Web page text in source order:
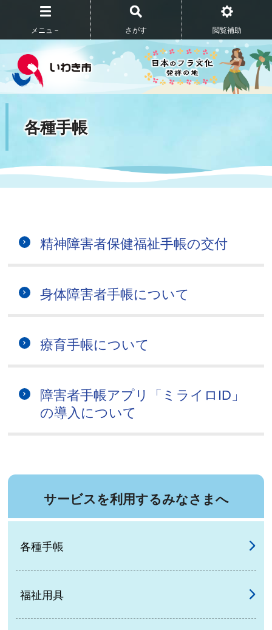
メニュ－ さがす 閲覧補助
各種手帳
精神障害者保健福祉手帳の交付
身体障害者手帳について
療育手帳について
障害者手帳アプリ「ミライロID」
の導入について
サービスを利用するみなさまへ
各種手帳
福祉用具